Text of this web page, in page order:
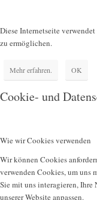
Diese Internetseite
zu ermöglichen.
Mehr erfahren. OK
Cookie- und
Wie wir Cookies verwenden
Wir können Cookies
verwenden Cookies, um uns
Sie mit uns interagieren, Ihre
unserer Website anpassen.